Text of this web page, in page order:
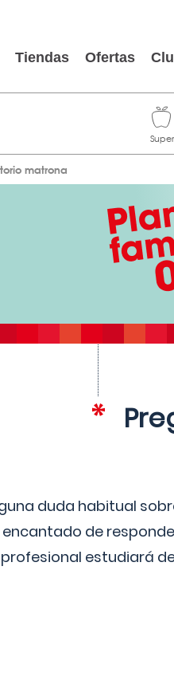
Tiendas Ofertas
matrona
duda habitual
de
estudiará